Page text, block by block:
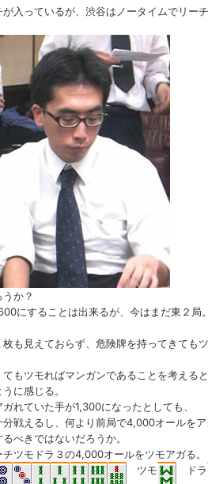
入っているが、渋谷はノータイムでリー
か？
にすることは出来るが、今はまだ東２局
も見えておらず、危険牌を持ってきても
もツモればマンガンであることを考える
に感じる。
れていた手が1,300になったとしても、
分戦えるし、何より前局で4,000オールを
べきではないだろうか。
ツモドラ３の4,000オールをツモアガる。
ツモ
ドラ